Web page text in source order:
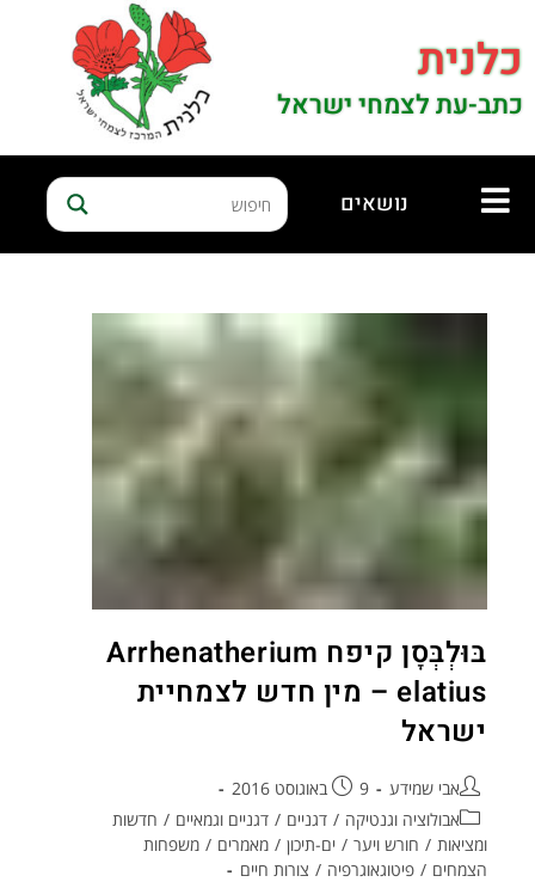
כלנית
כתב-עת לצמחי ישראל
נושאים
בּוּלְבְּסָן קיפח Arrhenatherium
elatius – מין חדש לצמחיית
ישראל
אבי שמידע
9 באוגוסט 2016
אבולוציה וגנטיקה / דגניים / דגניים וגמאיים / חדשות
ומציאות / חורש ויער / ים-תיכון / מאמרים / משפחות
הצמחים / פיטוגאוגרפיה / צורות חיים